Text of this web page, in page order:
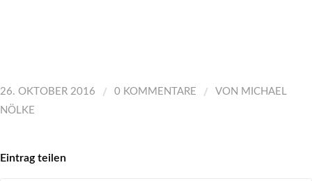
26. OKTOBER 2016 / 0 KOMMENTARE / VON MICHAEL
NÖLKE
Eintrag teilen